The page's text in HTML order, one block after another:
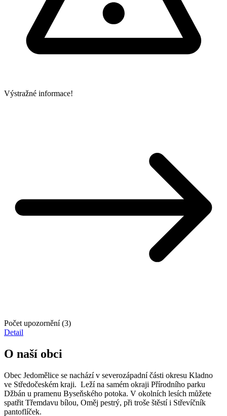
Výstražné informace!
Počet upozornění (3)
Detail
O naší obci
Obec Jedomělice se nachází v severozápadní části okresu Kladno
ve Středočeském kraji. Leží na samém okraji Přírodního parku
Džbán u pramenu Byseňského potoka. V okolních lesích můžete
spatřit Třemdavu bílou, Oměj pestrý, při troše štěstí i Střevíčník
pantoflíček.